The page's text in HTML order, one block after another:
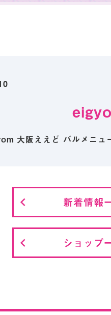
大阪ええど バルメニュ
新着情報
ショップ